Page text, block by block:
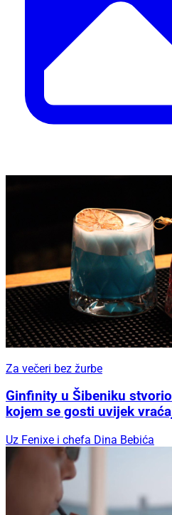
Za večeri bez žurbe
Ginfinity u Šibeniku
kojem se gosti uvijek
Uz Fenixe i chefa Dina Bebića